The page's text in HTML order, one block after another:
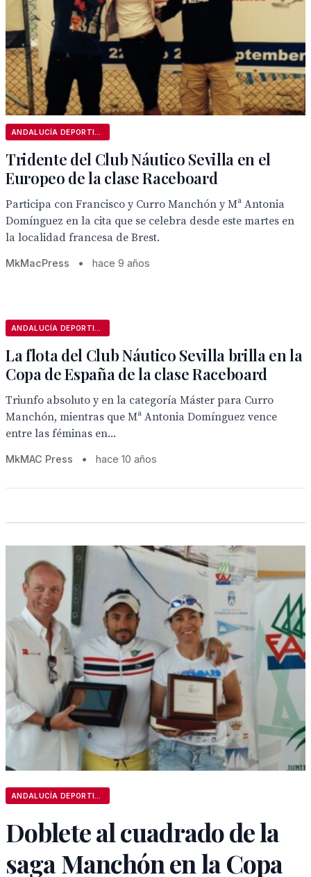
Tridente del Club Náutico Sevilla en el
Europeo de la clase Raceboard
Participa con Francisco y Curro Manchón y Mª Antonia
Domínguez en la cita que se celebra desde este martes en
la localidad francesa de Brest.
MkMacPress • hace 9 años
La flota del Club Náutico Sevilla brilla en la
Copa de España de la clase Raceboard
Triunfo absoluto y en la categoría Máster para Curro
Manchón, mientras que Mª Antonia Domínguez vence
entre las féminas en...
MkMAC Press • hace 10 años
Doblete al cuadrado de la
saga Manchón en la Copa